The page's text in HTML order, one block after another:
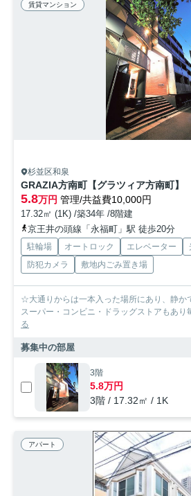
賃貸マンション
杉並区和泉
GRAZIA方南町【グラツィア方南町】
5.8万円 管理/共益費10,000円
17.32㎡ (1K) /築34年 /8階建
京王井の頭線「永福町」駅 徒歩20分
駐輪場 オートロック エレベーター
防犯カメラ
敷地内ごみ置き場
☆大通りからは一本入った場所にあり、静か
スーパー・コンビニ・ドラッグストアもあり
る
募集中の部屋
3階
5.8万円
3階 / 17.32㎡ / 1K
アパート